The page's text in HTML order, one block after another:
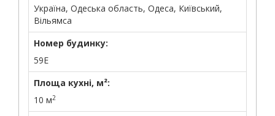
Україна, Одеська область, Одеса, Київський,
Вільямса
Номер будинку:
59Е
Площа кухні, м²:
10 м2